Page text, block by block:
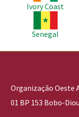
Ivory Coast
Imagem
Senegal
Organização Oeste
01 BP 153 Bobo-